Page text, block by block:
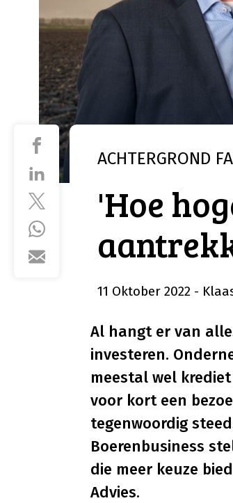
ACHTERGROND
'Hoe
11 Oktober 2022 -
Al hangt er van
investeren.
meestal wel
voor kort een
tegenwoordig
Boerenbusiness
die meer keuze
Advies.